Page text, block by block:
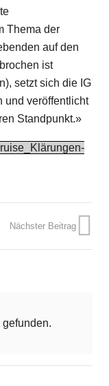
Thema der
auf den
ist
setzt sich die IG
und veröffentlicht
Standpunkt.»
Nächster Beitrag